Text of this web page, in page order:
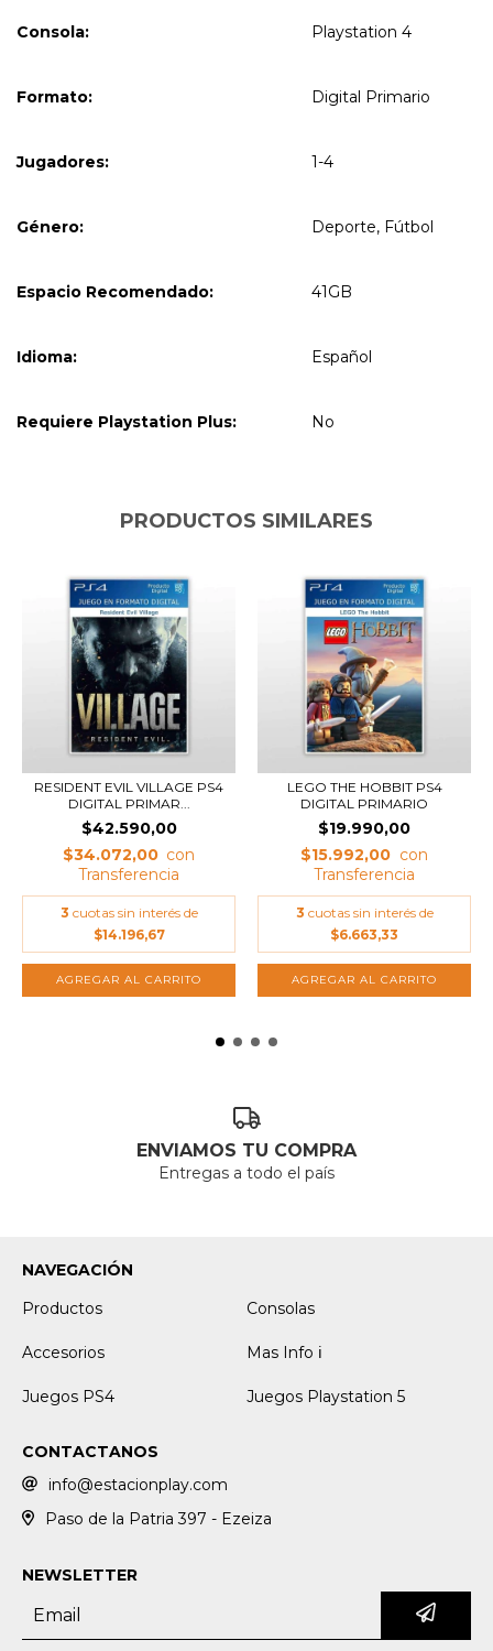
Consola: Playstation 4
Formato: Digital Primario
Jugadores: 1-4
Género: Deporte, Fútbol
Espacio Recomendado: 41GB
Idioma: Español
Requiere Playstation Plus: No
PRODUCTOS SIMILARES
RESIDENT EVIL VILLAGE PS4
DIGITAL PRIMAR...
$42.590,00
$34.072,00
3 cuotas sin interés de
$14.196,67
LEGO THE HOBBIT PS4
DIGITAL PRIMARIO
$19.990,00
$15.992,00
3 cuotas sin interés de
$6.663,33
ENVIAMOS TU COMPRA
Entregas a todo el país
NAVEGACIÓN
Productos
Consolas
Accesorios Mas Info ℹ️
Juegos PS4 Juegos Playstation 5
CONTACTANOS
info@estacionplay.com
Paso de la Patria 397 - Ezeiza
NEWSLETTER